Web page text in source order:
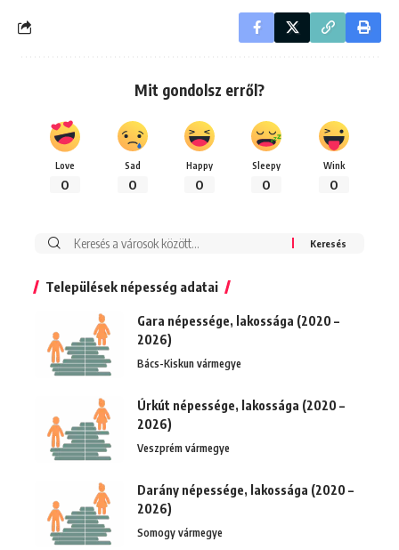
Mit gondolsz erről?
Love
0
Sad
0
Happy
0
Sleepy
0
Wink
0
Keresés:
Települések népesség adatai
Gara népessége, lakossága (2020 –
2026)
Bács-Kiskun vármegye
Úrkút népessége, lakossága (2020 –
2026)
Veszprém vármegye
Darány népessége, lakossága (2020 –
2026)
Somogy vármegye